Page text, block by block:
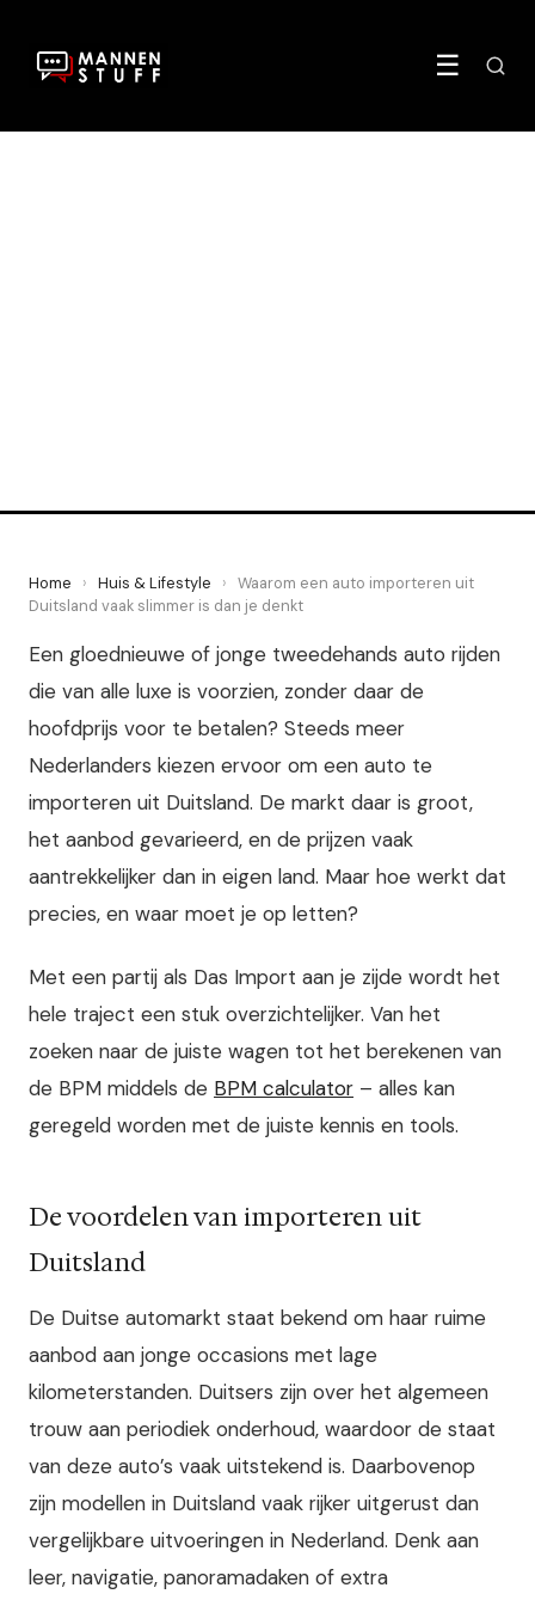
☰
Home › Huis & Lifestyle › Waarom een auto importeren uit
Duitsland vaak slimmer is dan je denkt
Een gloednieuwe of jonge tweedehands auto rijden
die van alle luxe is voorzien, zonder daar de
hoofdprijs voor te betalen? Steeds meer
Nederlanders kiezen ervoor om een auto te
importeren uit Duitsland. De markt daar is groot,
het aanbod gevarieerd, en de prijzen vaak
aantrekkelijker dan in eigen land. Maar hoe werkt dat
precies, en waar moet je op letten?
Met een partij als Das Import aan je zijde wordt het
hele traject een stuk overzichtelijker. Van het
zoeken naar de juiste wagen tot het berekenen van
de BPM middels de BPM calculator – alles kan
geregeld worden met de juiste kennis en tools.
De voordelen van importeren uit
Duitsland
De Duitse automarkt staat bekend om haar ruime
aanbod aan jonge occasions met lage
kilometerstanden. Duitsers zijn over het algemeen
trouw aan periodiek onderhoud, waardoor de staat
van deze auto’s vaak uitstekend is. Daarbovenop
zijn modellen in Duitsland vaak rijker uitgerust dan
vergelijkbare uitvoeringen in Nederland. Denk aan
leer, navigatie, panoramadaken of extra